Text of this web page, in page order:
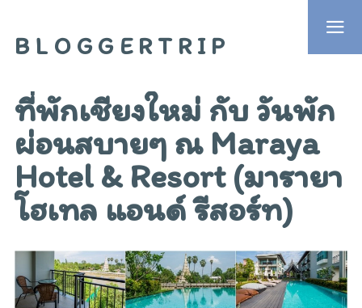
BLOGGERTRIP
ที่พักเชียงใหม่ กับ วันพัก
ผ่อนสบายๆ ณ Maraya
Hotel & Resort (มารายา
โฮเทล แอนด์ รีสอร์ท)